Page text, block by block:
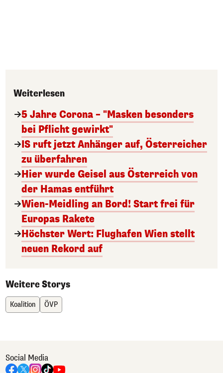
Weiterlesen
5 Jahre Corona – "Masken besonders
bei Pflicht gewirkt"
IS ruft jetzt Anhänger auf, Österreicher
zu überfahren
Hier wurde Geisel aus Österreich von
der Hamas entführt
Wien-Meidling an Bord! Start frei für
Europas Rakete
Höchster Wert: Flughafen Wien stellt
neuen Rekord auf
Weitere Storys
Koalition ÖVP
Social Media